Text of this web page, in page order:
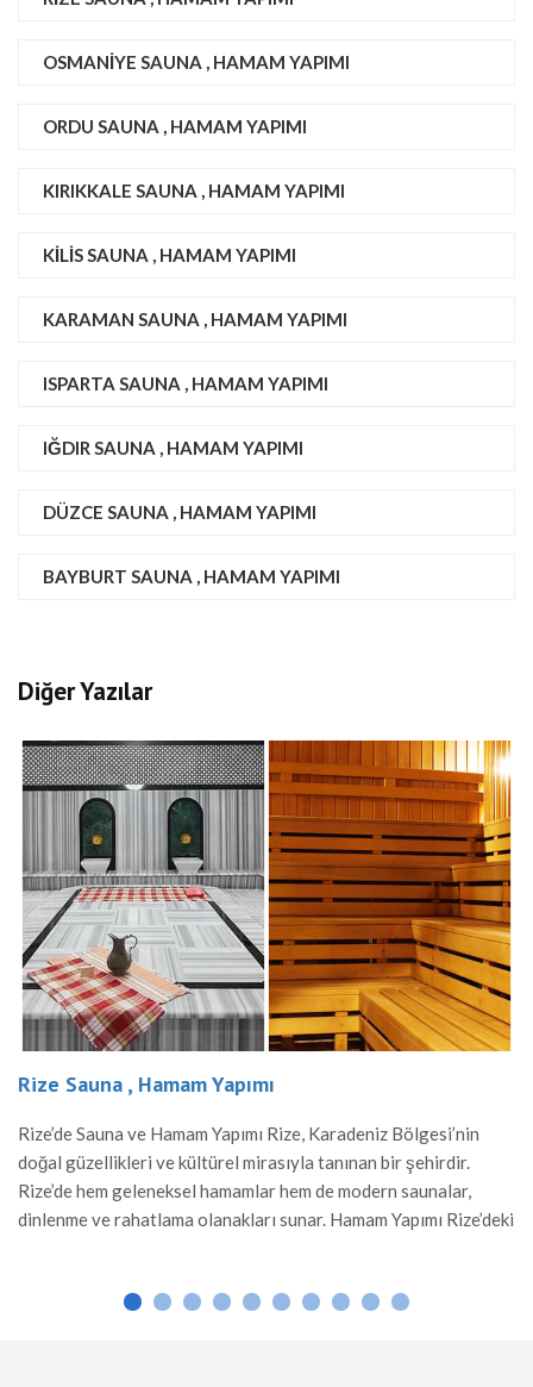
OSMANIYE SAUNA , HAMAM YAPIMI
ORDU SAUNA , HAMAM YAPIMI
KIRIKKALE SAUNA , HAMAM YAPIMI
KILIS SAUNA , HAMAM YAPIMI
KARAMAN SAUNA , HAMAM YAPIMI
ISPARTA SAUNA , HAMAM YAPIMI
IĞDIR SAUNA , HAMAM YAPIMI
DÜZCE SAUNA , HAMAM YAPIMI
BAYBURT SAUNA , HAMAM YAPIMI
Diğer Yazılar
Yapımı
Yapımı Rize, Karadeniz Bölgesi’nin
kültürel mirasıyla tanınan bir şehirdir.
hamamlar hem de modern saunalar,
olanakları sunar. Hamam Yapımı Rize’deki
ve sosyal etkileşim için […]
Osmaniye’de
Bölgesi’nin tarihi
Osmaniye’de
yapıları, hem
gibi dayanıklı